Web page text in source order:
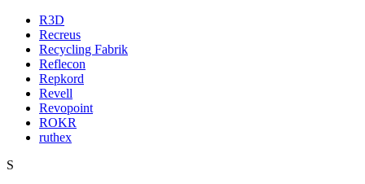
R3D
Recreus
Recycling Fabrik
Reflecon
Repkord
Revell
Revopoint
ROKR
ruthex
S